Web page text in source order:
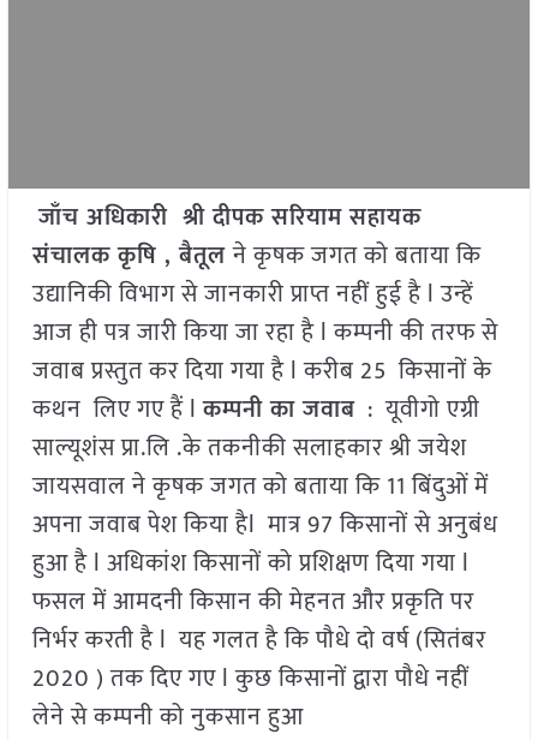
जाँच अधिकारी श्री दीपक सरियाम सहायक
संचालक कृषि , बैतूलने कृषक जगत को बताया कि
उद्यानिकी विभाग से जानकारी प्राप्त नहीं हुई है l उन्हें
आज ही पत्र जारी किया जा रहा है l कम्पनी की तरफ से
जवाब प्रस्तुत कर दिया गया है l करीब 25 किसानों के
कथन लिए गए हैं lकम्पनी का जवाब: यूवीगो एग्री
साल्यूशंस प्रा.लि .के तकनीकी सलाहकार श्री जयेश
जायसवाल ने कृषक जगत को बताया कि 11 बिंदुओं में
अपना जवाब पेश किया हैl मात्र 97 किसानों से अनुबंध
हुआ है l अधिकांश किसानों को प्रशिक्षण दिया गया l
फसल में आमदनी किसान की मेहनत और प्रकृति पर
निर्भर करती है l यह गलत है कि पौधे दो वर्ष (सितंबर
2020 ) तक दिए गए l कुछ किसानों द्वारा पौधे नहीं
लेने से कम्पनी को नुकसान हुआ